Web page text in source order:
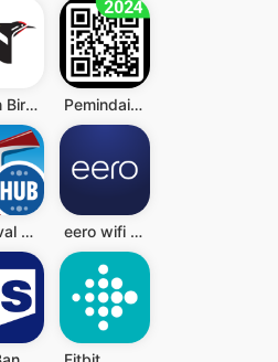
Merlin Bird ID by Cornell Lab Pemindai QR - Barcode Scanner
Carnival HUB eero wifi system